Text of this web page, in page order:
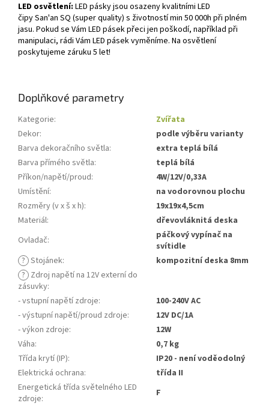
LED osvětlení: LED pásky jsou osazeny kvalitními LED
čipy San'an SQ (super quality) s životností min 50 000h při plném
jasu. Pokud se Vám LED pásek přeci jen poškodí, například při
manipulaci, rádi Vám LED pásek vyměníme. Na osvětlení
poskytujeme záruku 5 let!
Doplňkové parametry
Kategorie:
Zvířata
Dekor:
podle výběru varianty
Barva dekoračního světla:
extra teplá bílá
Barva přímého světla:
teplá bílá
Příkon/napětí/proud:
4W/12V/0,33A
Umístění:
na vodorovnou plochu
Rozměry (v x š x h):
19x19x4,5cm
Materiál:
dřevovláknitá deska
Ovladač:
páčkový vypínač na
svítidle
? Stojánek:
kompozitní deska 8mm
? Zdroj napětí na 12V externí do
zásuvky:
- vstupní napětí zdroje:
100-240V AC
- výstupní napětí/proud zdroje:
12V DC/1A
- výkon zdroje:
12W
Váha:
0,7 kg
Třída krytí (IP):
IP20 - není voděodolný
Elektrická ochrana:
třída II
Energetická třída světelného LED
zdroje:
F